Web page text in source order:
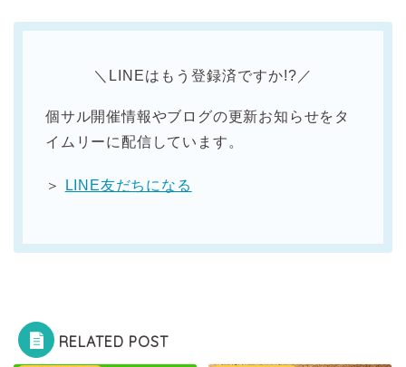
＼LINEはもう登録済ですか!?／
個サル開催情報やブログの更新お知らせをタ
イムリーに配信しています。
＞ LINE友だちになる
RELATED POST